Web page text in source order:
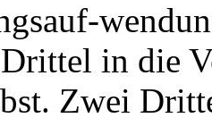
in die
Zwei